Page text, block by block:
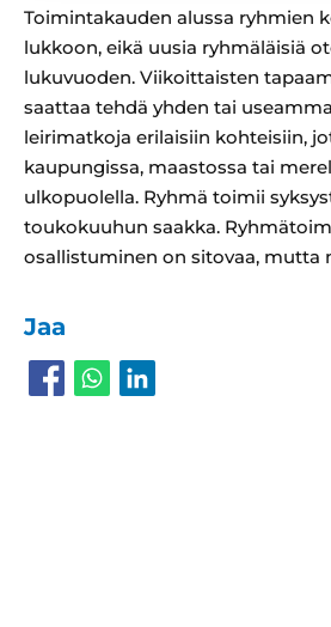
Toimintakauden alussa ryhmien
lukkoon, eikä uusia ryhmäläisiä
lukuvuoden. Viikoittaisten
saattaa tehdä yhden tai
leirimatkoja erilaisiin kohteisiin,
kaupungissa, maastossa tai
ulkopuolella. Ryhmä toimii
toukokuuhun saakka.
osallistuminen on sitovaa, mutta
Jaa